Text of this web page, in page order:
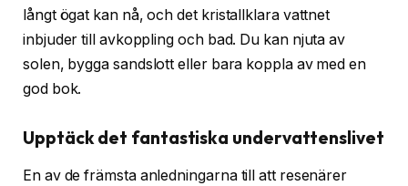
långt ögat kan nå, och det kristallklara vattnet
inbjuder till avkoppling och bad. Du kan njuta av
solen, bygga sandslott eller bara koppla av med en
god bok.
Upptäck det fantastiska undervattenslivet
En av de främsta anledningarna till att resenärer